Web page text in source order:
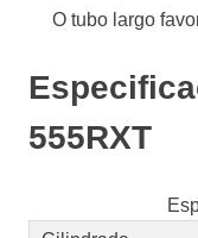
O tubo largo
555RXT